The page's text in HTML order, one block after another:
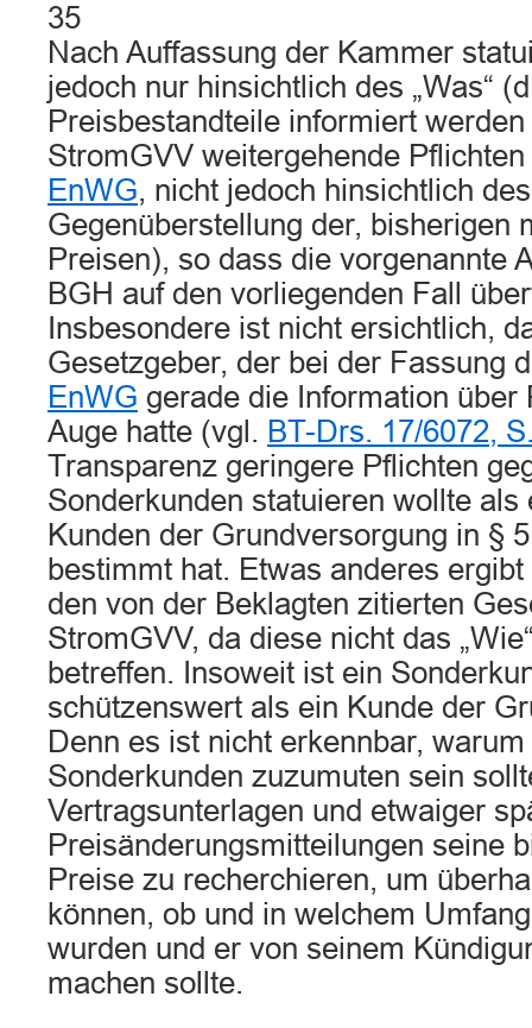
35
Nach Auffassung der Kammer
jedoch nur hinsichtlich des „Was“
Preisbestandteile informiert
StromGVV weitergehende
EnWG, nicht jedoch hinsichtlich
Gegenüberstellung der, bisherigen
Preisen), so dass die vorgenannte
BGH auf den vorliegenden Fall
Insbesondere ist nicht ersichtlich,
Gesetzgeber, der bei der Fassung
EnWG gerade die Information über
Auge hatte (vgl. BT-Drs. 17/6072,
Transparenz geringere Pflichten
Sonderkunden statuieren wollte als
Kunden der Grundversorgung in §
bestimmt hat. Etwas anderes
den von der Beklagten zitierten
StromGVV, da diese nicht das
betreffen. Insoweit ist ein
schützenswert als ein Kunde der
Denn es ist nicht erkennbar,
Sonderkunden zuzumuten sein
Vertragsunterlagen und etwaiger
Preisänderungsmitteilungen seine
Preise zu recherchieren, um
können, ob und in welchem
wurden und er von seinem
machen sollte.